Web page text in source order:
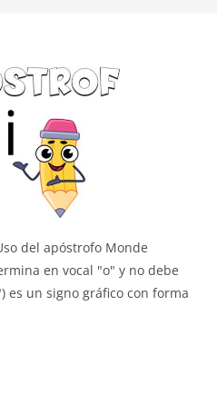
del apóstrofo Monde
en vocal "o" y no debe
es un signo gráfico con forma